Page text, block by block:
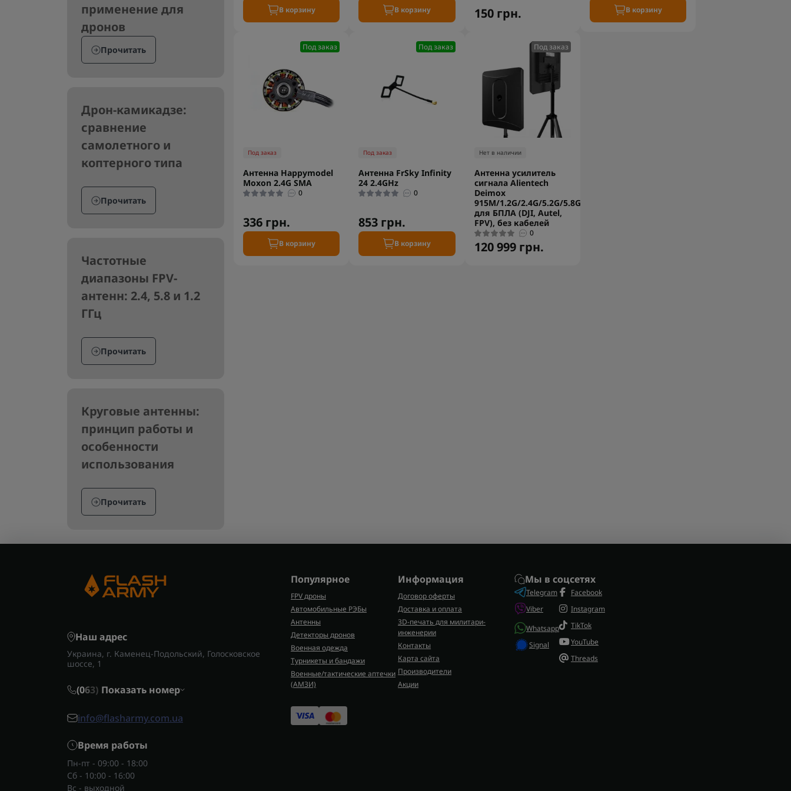
применение для
дронов
Прочитать
Дрон-камикадзе:
сравнение
самолетного и
коптерного типа
Прочитать
Частотные
диапазоны FPV-
антенн: 2.4, 5.8 и 1.2
ГГц
Прочитать
Круговые антенны:
принцип работы и
особенности
использования
Прочитать
В корзину В корзину 150 грн. В корзину
Под заказ
Под заказ
Антенна Happymodel
Moxon 2.4G SMA
0
336 грн.
В корзину
Под заказ
Под заказ
Антенна FrSky Infinity
24 2.4GHz
0
853 грн.
В корзину
Под заказ
Нет в наличии
Антенна усилитель
сигнала Alientech
Deimox
915M/1.2G/2.4G/5.2G/5.8G
для БПЛА (DJI, Autel,
FPV), без кабелей
0
120 999 грн.
Наш адрес
Украина, г. Каменец-Подольский, Голосковское
шоссе, 1
(063) Показать номер
info@flasharmy.com.ua
Время работы
Пн-пт - 09:00 - 18:00
Сб - 10:00 - 16:00
Вс - выходной
Популярное
FPV дроны
Автомобильные РЭБы
Антенны
Детекторы дронов
Военная одежда
Турникеты и бандажи
Военные/тактические аптечки
(AMЗИ)
Информация
Договор оферты
Доставка и оплата
3D-печать для милитари-
инженерии
Контакты
Карта сайта
Производители
Акции
Мы в соцсетях
Telegram
Viber
Whatsapp
Signal
Facebook
Instagram
TikTok
YouTube
Threads